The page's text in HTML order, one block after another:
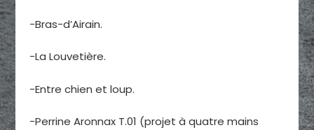
-Bras-d’Airain.
-La Louvetière.
-Entre chien et loup.
-Perrine Aronnax T.01 (projet à quatre mains